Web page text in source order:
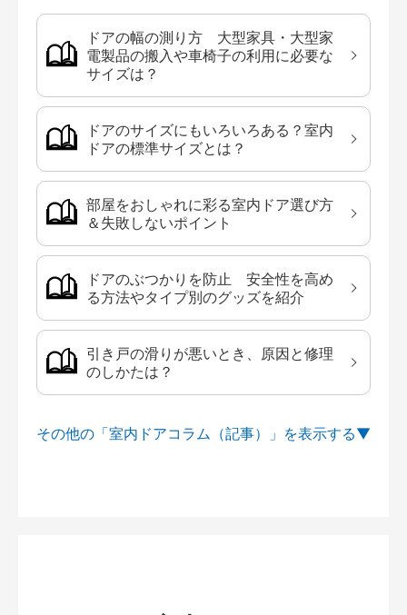
ドアの幅の測り方 大型家具・大型家
電製品の搬入や車椅子の利用に必要な
サイズは？
ドアのサイズにもいろいろある？室内
ドアの標準サイズとは？
部屋をおしゃれに彩る室内ドア選び方
＆失敗しないポイント
ドアのぶつかりを防止 安全性を高め
る方法やタイプ別のグッズを紹介
引き戸の滑りが悪いとき、原因と修理
のしかたは？
その他の「室内ドアコラム（記事）」を